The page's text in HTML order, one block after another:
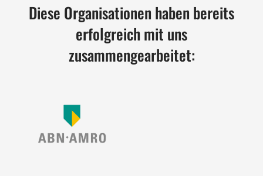
Diese Organisationen haben bereits
erfolgreich mit uns
zusammengearbeitet: